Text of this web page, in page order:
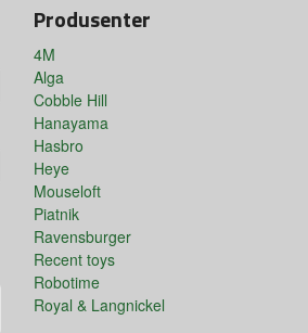
Produsenter
4M
Alga
Cobble Hill
Hanayama
Hasbro
Heye
Mouseloft
Piatnik
Ravensburger
Recent toys
Robotime
Royal & Langnickel